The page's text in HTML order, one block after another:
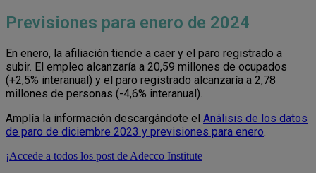
Previsiones para enero de 2024
En enero, la afiliación tiende a caer y el paro registrado a
subir. El empleo alcanzaría a 20,59 millones de ocupados
(+2,5% interanual) y el paro registrado alcanzaría a 2,78
millones de personas (-4,6% interanual).
Amplía la información descargándote el Análisis de los datos
de paro de diciembre 2023 y previsiones para enero.
¡Accede a todos los post de Adecco Institute